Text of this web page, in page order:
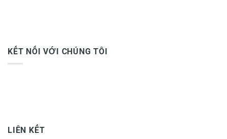
KẾT NỐI VỚI CHÚNG TÔI
LIÊN KẾT